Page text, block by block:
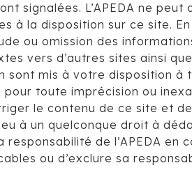
signalées. L’APEDA ne
à la disposition sur ce site.
ou omission des
vers d’autres sites ainsi
mis à votre disposition à
toute imprécision ou
le contenu de ce site et
à un quelconque droit à
de l’APEDA en
ou d’exclure sa